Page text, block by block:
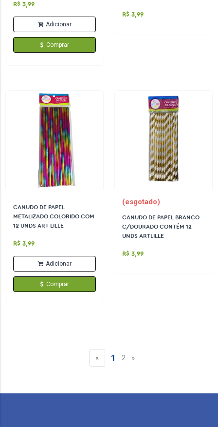
R$ 3,99
Adicionar
Comprar
R$ 3,99
CANUDO DE PAPEL
METALIZADO COLORIDO COM
12 UNDS ART LILLE
R$ 3,99
Adicionar
Comprar
(esgotado)
CANUDO DE PAPEL BRANCO
C/DOURADO CONTÉM 12
UNDS ARTLILLE
R$ 3,99
« 1 2 »